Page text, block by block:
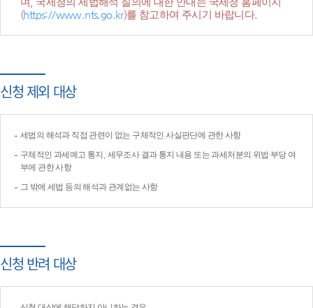
(https://www.nts.go.kr)를 참고하여 주시기 바랍니다.
신청 제외 대상
세법의 해석과 직접 관련이 없는 구체적인 사실판단에 관한 사항
구체적인 과세예고 통지, 세무조사 결과 통지 내용 또는 과세처분의 위법·부당 여
부에 관한 사항
그 밖에 세법 등의 해석과 관계없는 사항
신청 반려 대상